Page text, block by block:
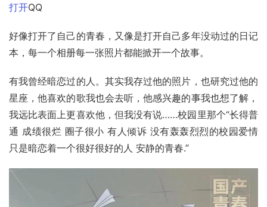
打开QQ
好像打开了自己的青春，又像是打开自己多年没动过的日记
本，每一个相册每一张照片都能掀开一个故事。
有我曾经暗恋过的人。其实我存过他的照片，也研究过他的
星座，他喜欢的歌我也会去听，他感兴趣的事我也想了解，
我远比表面上更喜欢他，但我没有说……校园里那个“长得普
通 成绩很烂 圈子很小 有人倾诉 没有轰轰烈烈的校园爱情
只是暗恋着一个很好很好的人 安静的青春.”